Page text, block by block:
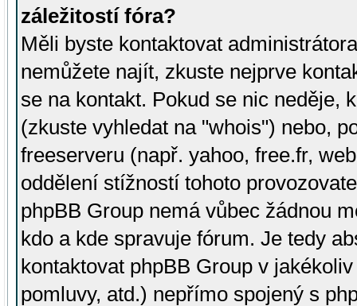
záležitostí fóra?
Měli byste kontaktovat
nemůžete najít, zkuste nejprve
se na kontakt. Pokud se nic neděje,
(zkuste vyhledat na "whois") nebo,
freeserveru (např. yahoo, free.fr,
oddělení stížností tohoto
phpBB Group nemá vůbec žádnou
kdo a kde spravuje fórum. Je tedy
kontaktovat phpBB Group v
pomluvy, atd.) nepřímo spojený s